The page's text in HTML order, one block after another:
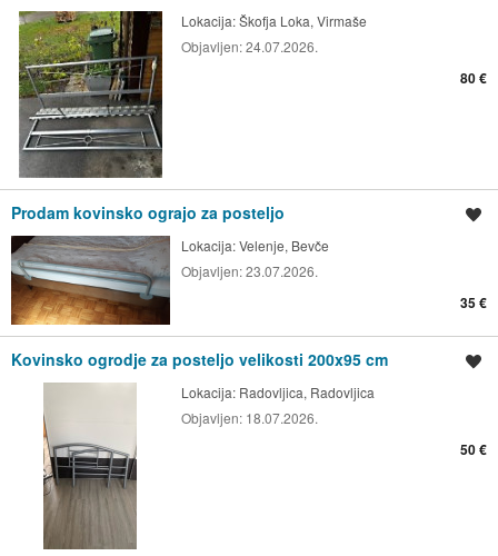
Lokacija:Škofja Loka, Virmaše
Objavljen:24.07.2026.
80 €
Prodam kovinsko ograjo za posteljo
Lokacija:Velenje, Bevče
Objavljen:23.07.2026.
35 €
Kovinsko ogrodje za posteljo velikosti 200x95 cm
Lokacija: Radovljica, Radovljica
Objavljen: 18.07.2026.
50 €